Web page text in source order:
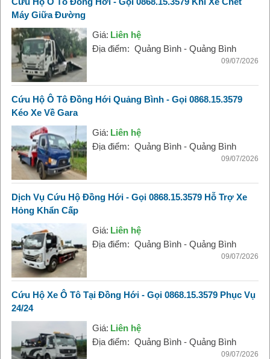
Máy Giữa Đường
Giá: Liên hệ
Địa điểm: Quảng Bình - Quảng Bình
09/07/2026
Cứu Hộ Ô Tô Đồng Hới Quảng Bình - Gọi 0868.15.3579
Kéo Xe Về Gara
Giá: Liên hệ
Địa điểm: Quảng Bình - Quảng Bình
09/07/2026
Dịch Vụ Cứu Hộ Đồng Hới - Gọi 0868.15.3579 Hỗ Trợ Xe
Hỏng Khẩn Cấp
Giá: Liên hệ
Địa điểm: Quảng Bình - Quảng Bình
09/07/2026
Cứu Hộ Xe Ô Tô Tại Đồng Hới - Gọi 0868.15.3579 Phục Vụ
24/24
Giá: Liên hệ
Địa điểm: Quảng Bình - Quảng Bình
09/07/2026